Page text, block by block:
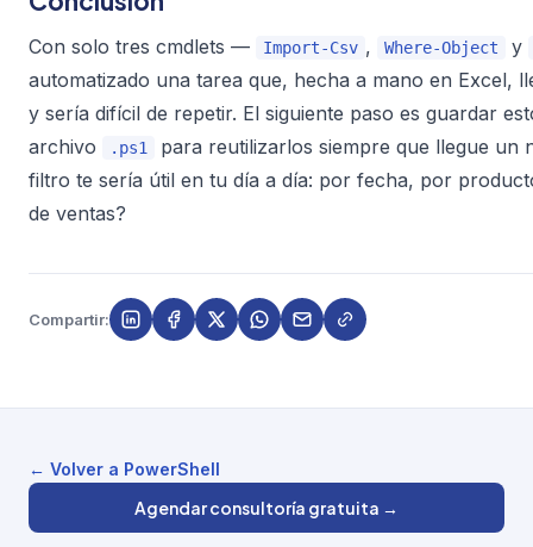
Con solo tres cmdlets — Import-Csv , Where-Object
y
automatizado una tarea que, hecha a mano en Excel,
y sería difícil de repetir. El siguiente paso es guardar
archivo
.ps1
para reutilizarlos siempre que llegue un
filtro te sería útil en tu día a día: por fecha, por
de ventas?
Compartir:
← Volver a PowerShell
Agendar consultoría gratuita →